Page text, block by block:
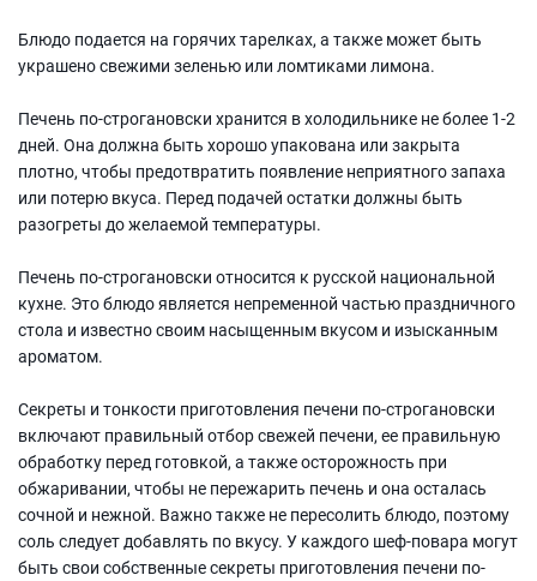
Блюдо подается на горячих тарелках, а также может быть
украшено свежими зеленью или ломтиками лимона.
Печень по-строгановски хранится в холодильнике не более 1-2
дней. Она должна быть хорошо упакована или закрыта
плотно, чтобы предотвратить появление неприятного запаха
или потерю вкуса. Перед подачей остатки должны быть
разогреты до желаемой температуры.
Печень по-строгановски относится к русской национальной
кухне. Это блюдо является непременной частью праздничного
стола и известно своим насыщенным вкусом и изысканным
ароматом.
Секреты и тонкости приготовления печени по-строгановски
включают правильный отбор свежей печени, ее правильную
обработку перед готовкой, а также осторожность при
обжаривании, чтобы не пережарить печень и она осталась
сочной и нежной. Важно также не пересолить блюдо, поэтому
соль следует добавлять по вкусу. У каждого шеф-повара могут
быть свои собственные секреты приготовления печени по-